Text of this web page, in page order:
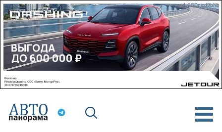
erid: 2SDnjcd9bNb